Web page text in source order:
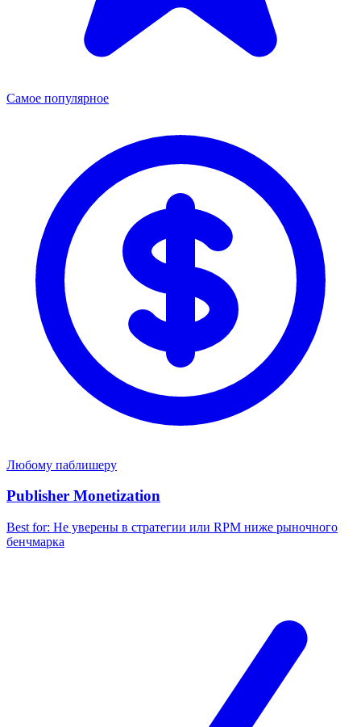
Самое популярное
Любому паблишеру
Publisher Monetization
Best for: Не уверены в стратегии или RPM ниже рыночного
бенчмарка